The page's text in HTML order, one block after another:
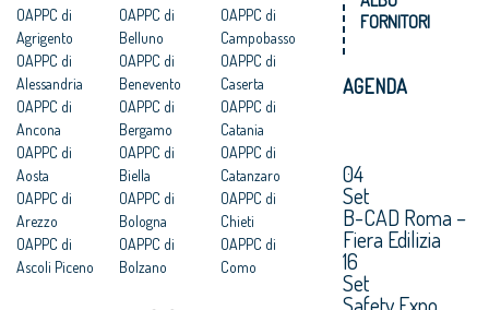
OAPPC di
Agrigento
OAPPC di
Alessandria
OAPPC di
Ancona
OAPPC di
Aosta
OAPPC di
Arezzo
OAPPC di
Ascoli Piceno
OAPPC di
Belluno
OAPPC di
Benevento
OAPPC di
Bergamo
OAPPC di
Biella
OAPPC di
Bologna
OAPPC di
Bolzano
OAPPC di
Campobasso
OAPPC di
Caserta
OAPPC di
Catania
OAPPC di
Catanzaro
OAPPC di
Chieti
OAPPC di
Como
FORNITORI
AGENDA
04
Set
B-CAD Roma –
Fiera Edilizia
16
Set
Safety Expo